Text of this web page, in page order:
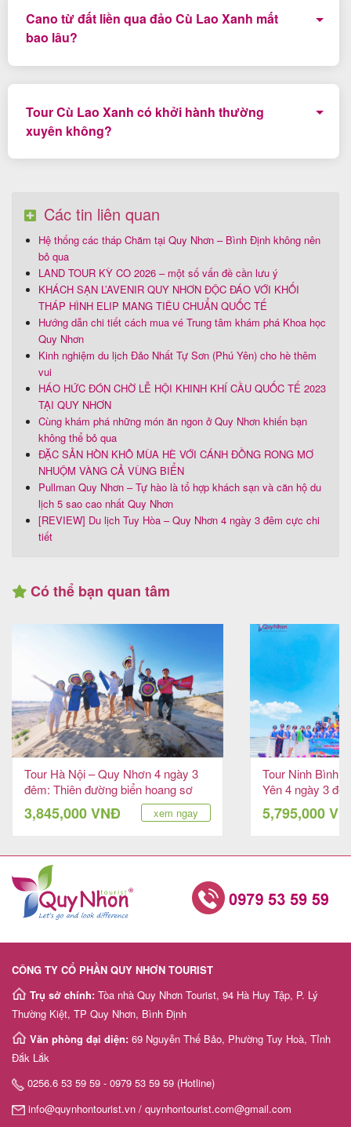
Cano từ đất liền qua đảo Cù Lao Xanh mất
bao lâu?
Tour Cù Lao Xanh có khởi hành thường
xuyên không?
nhiều nhất và được khởi hành hàng ngày.
Các tin liên quan
Hệ thống các tháp Chăm tại Quy Nhơn – Bình Định không nên
bỏ qua
LAND TOUR KỲ CO 2026 – một số vấn đề cần lưu ý
KHÁCH SẠN L’AVENIR QUY NHƠN ĐỘC ĐÁO VỚI KHỐI
THÁP HÌNH ELIP MANG TIÊU CHUẨN QUỐC TẾ
Hướng dẫn chi tiết cách mua vé Trung tâm khám phá Khoa học
Quy Nhơn
Kinh nghiệm du lịch Đảo Nhất Tự Sơn (Phú Yên) cho hè thêm
vui
HÁO HỨC ĐÓN CHỜ LỄ HỘI KHINH KHÍ CẦU QUỐC TẾ 2023
TẠI QUY NHƠN
Cùng khám phá những món ăn ngon ở Quy Nhơn khiến bạn
không thể bỏ qua
ĐẶC SẢN HÒN KHÔ MÙA HÈ VỚI CÁNH ĐỒNG RONG MƠ
NHUỘM VÀNG CẢ VÙNG BIỂN
Pullman Quy Nhơn – Tự hào là tổ hợp khách sạn và căn hộ du
lịch 5 sao cao nhất Quy Nhơn
[REVIEW] Du lịch Tuy Hòa – Quy Nhơn 4 ngày 3 đêm cực chi
tiết
Có thể bạn quan tâm
Tour Hà Nội – Quy Nhơn 4 ngày 3
đêm: Thiên đường biển hoang sơ
3,845,000 VNĐ xem ngay
Tour Ninh Bình
Yên 4 ngày 3
hoang sơ
5,795,000
CÔNG TY CỔ PHẦN QUY NHƠN TOURIST
Trụ sở chính: Tòa nhà Quy Nhơn Tourist, 94 Hà Huy Tập, P. Lý
Thường Kiệt, TP Quy Nhơn, Bình Định
Văn phòng đại diện: 69 Nguyễn Thế Bảo, Phường Tuy Hoà, Tỉnh
Đắk Lắk
0256.6 53 59 59 - 0979 53 59 59 (Hotline)
info@quynhontourist.vn / quynhontourist.com@gmail.com